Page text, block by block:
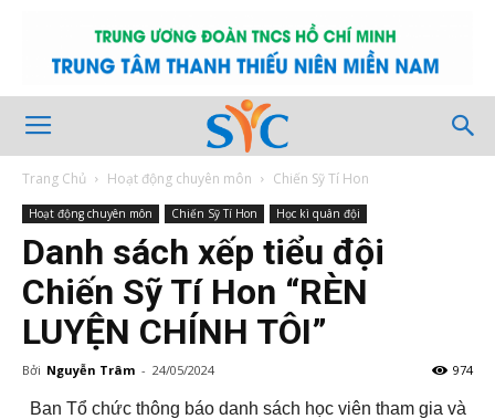
Trang Chủ Hoạt động chuyên môn Chiến Sỹ Tí Hon
Hoạt động chuyên môn Chiến Sỹ Tí Hon Học kì quân đội
Danh sách xếp tiểu đội
Chiến Sỹ Tí Hon “RÈN
LUYỆN CHÍNH TÔI”
Bởi Nguyễn Trâm - 24/05/2024 974
Ban Tổ chức thông báo danh sách học viên tham gia và